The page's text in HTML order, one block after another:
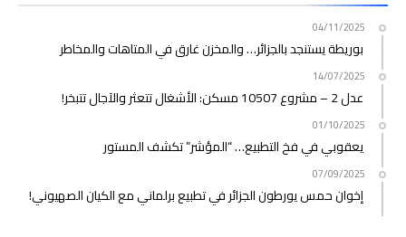
04/11/2025
بوريطة يستنجد بالجزائر… والمخزن غارق في المتاهات والمخاطر
14/07/2025
عدل 2 – مشروع 10507 مسكن: الأشغال تتعثر والآجال تتبخر!
01/10/2025
يعقوبي في فخ التطبيع… “المؤشر” تكشف المستور
07/09/2025
إخوان حمس يورطون الجزائر في تطبيع برلماني مع الكيان الصهيوني!